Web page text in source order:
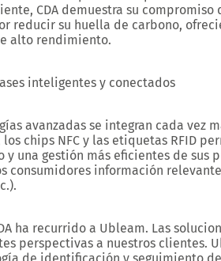
CDA demuestra su compromiso
reducir su huella de carbono,
alto rendimiento.
inteligentes y conectados
avanzadas se integran cada vez
los chips NFC y las etiquetas RFID
y una gestión más eficientes de sus
consumidores información
ha recurrido a Ubleam. Las
perspectivas a nuestros clientes.